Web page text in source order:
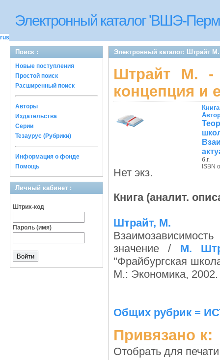
Электронный каталог 'ВШЭ-
rus
Поиск :
Новые поступления
Простой поиск
Расширенный поиск
Авторы
Издательства
Серии
Тезаурус (Рубрики)
Информация о фонде
Помощь
Личный кабинет :
Штрих-код
Пароль (имя)
Электронный каталог: Штрайт
Штрайт М. -
концепция и
Нет экз.
б.г.
ISBN
Книга (аналит.
Штрайт, М.
значение / М.
"Фрайбургская
М.: Экономика, 2002.
Общих рубрик =
Привязано к:
Отобрать для